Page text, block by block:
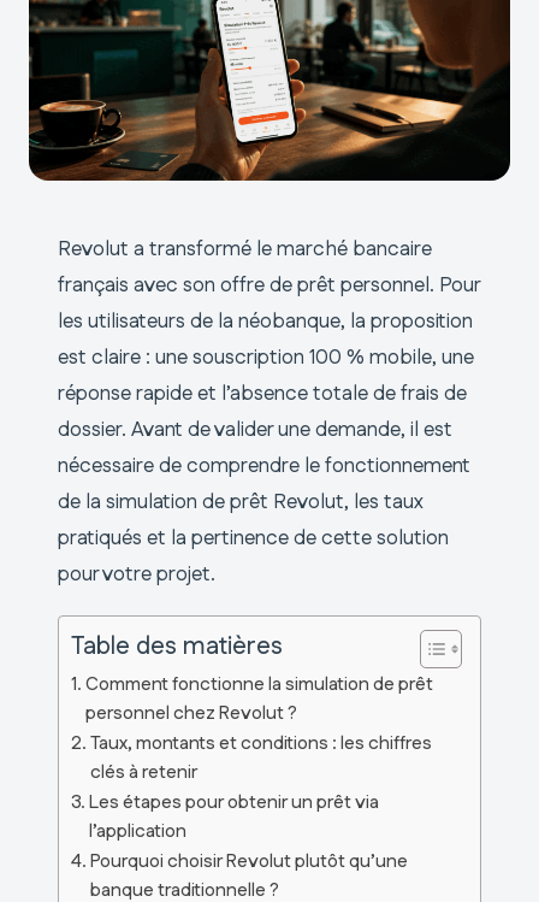
Revolut a transformé le marché bancaire
français avec son offre de prêt personnel. Pour
les utilisateurs de la néobanque, la proposition
est claire : une souscription 100 % mobile, une
réponse rapide et l’absence totale de frais de
dossier. Avant de valider une demande, il est
nécessaire de comprendre le fonctionnement
de la simulation de prêt Revolut, les taux
pratiqués et la pertinence de cette solution
pour votre projet.
Table des matières
Comment fonctionne la simulation de prêt
personnel chez Revolut ?
Taux, montants et conditions : les chiffres
clés à retenir
Les étapes pour obtenir un prêt via
l’application
Pourquoi choisir Revolut plutôt qu’une
banque traditionnelle ?